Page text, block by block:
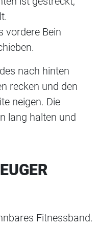
vordere Bein
nach hinten
recken und den
neigen. Die
lang halten und
Fitnessband.